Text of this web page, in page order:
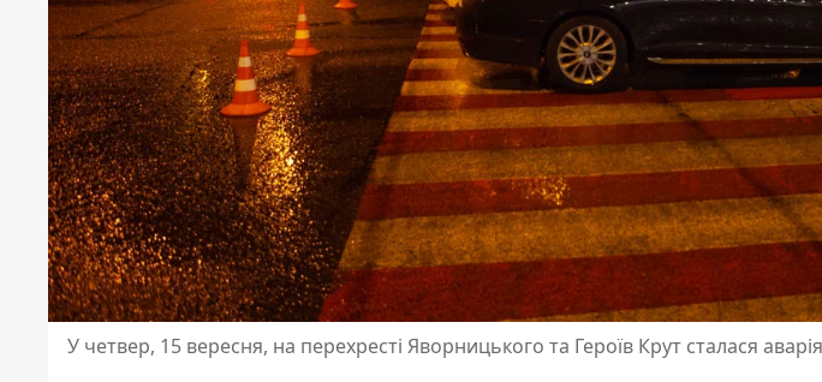
У четвер, 15 вересня, на перехресті Яворницького та Героїв Крут сталася аварія